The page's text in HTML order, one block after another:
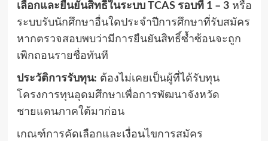
เลือกและยืนยันสิทธิ์ในระบบ TCAS รอบที่ 1 – 3 หรือ
ระบบรับนักศึกษาอื่นใดประจำปีการศึกษาที่รับสมัคร
หากตรวจสอบพบว่ามีการยืนยันสิทธิ์ซ้ำซ้อนจะถูก
เพิกถอนรายชื่อทันที
ประวัติการรับทุน: ต้องไม่เคยเป็นผู้ที่ได้รับทุน
โครงการทุนอุดมศึกษาเพื่อการพัฒนาจังหวัด
ชายแดนภาคใต้มาก่อน
เกณฑ์การคัดเลือกและเงื่อนไขการสมัคร